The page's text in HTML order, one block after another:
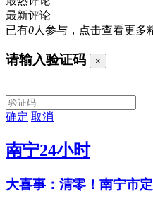
最新评论
已有0人参与，点击查看更多
请输入验证码 ×
确定 取消
南宁24小时
大喜事：清零！南宁市